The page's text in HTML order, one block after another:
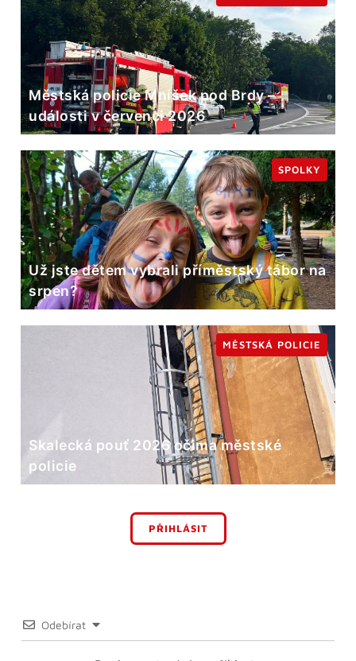
Městská policie Mníšek pod Brdy –
události v červenci 2026
Už jste dětem vybrali příměstský tábor na
srpen?
SPOLKY
Skalecká pouť 2026 očima městské
policie
MĚSTSKÁ POLICIE
PŘIHLÁSIT
Odebírat